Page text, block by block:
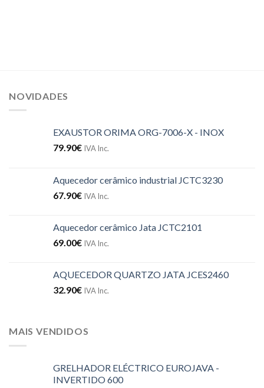
NOVIDADES
EXAUSTOR ORIMA ORG-7006-X - INOX
79.90€ IVA Inc.
Aquecedor cerâmico industrial JCTC3230
67.90€ IVA Inc.
Aquecedor cerâmico Jata JCTC2101
69.00€ IVA Inc.
AQUECEDOR QUARTZO JATA JCES2460
32.90€ IVA Inc.
MAIS VENDIDOS
GRELHADOR ELÉCTRICO EUROJAVA -
INVERTIDO 600